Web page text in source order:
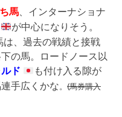
馬 、インターナショナ
が中心になりそう。
、過去の戦績と接戦
の馬。ロードノース以
ド
も付け入る隙が
手広くかな。 (馬券購入